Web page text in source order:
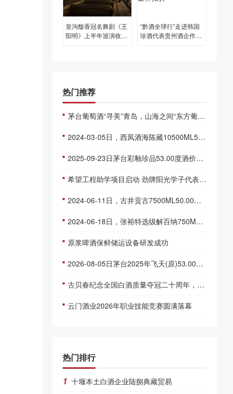
皇沟馥香冠名舞剧《王
阳明》上半年巡演收
“黔酒全球行”走进韩国
珍酒代表贵州酒企作推
热门推荐
茅台葡萄酒“寻美”青岛，山海之间“东方葡萄酒”的时空对话
2024-03-05日，西凤酒海陈藏10500ML52.00度酒每瓶的价格是多少呢？
2025-09-23日茅台彩釉珍品53.00度酒价格为3,130一瓶，下跌 10元
希望工程助学项目启动 劲牌阳光学子代表首赴天安门观升旗
2024-06-11日，古井贡古7500ML50.00度酒每瓶的价格是多少呢？
2024-06-18日，张裕特选级解百纳750ML12.00度酒每瓶的价格是多少呢？
原浆啤酒保鲜储运设备研发成功
2026-08-05日茅台2025年飞天(原)53.00度酒价格为1,780一瓶，上涨 5元
古贝春纪念全国白酒质量夺冠二十周年，王延才、薛剑锐、姜祖模、郭友武、赵炎等出席会议
云门酒业2026年职业技能竞赛圆满落幕
热门排行
1 十堰本土白酒企业陆捌典藏贸易